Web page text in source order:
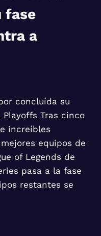
fase
a
concluída su
Tras cinco
increíbles
equipos de
of Legends de
pasa a la fase
restantes se